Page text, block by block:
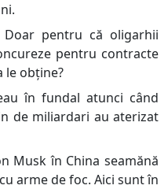
pentru că oligarhii
pentru contracte
le obține?
în fundal atunci când
de miliardari au aterizat
Musk în China seamănă
arme de foc. Aici sunt în